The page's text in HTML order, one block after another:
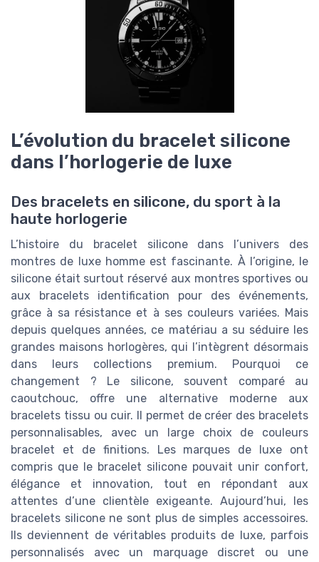
L’évolution du bracelet silicone
dans l’horlogerie de luxe
Des bracelets en silicone, du sport à la
haute horlogerie
L’histoire du bracelet silicone dans l’univers des
montres de luxe homme est fascinante. À l’origine, le
silicone était surtout réservé aux montres sportives ou
aux bracelets identification pour des événements,
grâce à sa résistance et à ses couleurs variées. Mais
depuis quelques années, ce matériau a su séduire les
grandes maisons horlogères, qui l’intègrent désormais
dans leurs collections premium. Pourquoi ce
changement ? Le silicone, souvent comparé au
caoutchouc, offre une alternative moderne aux
bracelets tissu ou cuir. Il permet de créer des bracelets
personnalisables, avec un large choix de couleurs
bracelet et de finitions. Les marques de luxe ont
compris que le bracelet silicone pouvait unir confort,
élégance et innovation, tout en répondant aux
attentes d’une clientèle exigeante. Aujourd’hui, les
bracelets silicone ne sont plus de simples accessoires.
Ils deviennent de véritables produits de luxe, parfois
personnalisés avec un marquage discret ou une